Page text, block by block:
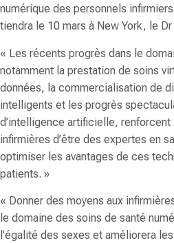
numérique des personnels
tiendra le 10 mars à New York, le
« Les récents progrès dans le
notamment la prestation de soins
données, la commercialisation de
intelligents et les progrès
d’intelligence artificielle,
infirmières d’être des expertes en
optimiser les avantages de ces
patients. »
« Donner des moyens aux
le domaine des soins de santé
l’égalité des sexes et améliorera